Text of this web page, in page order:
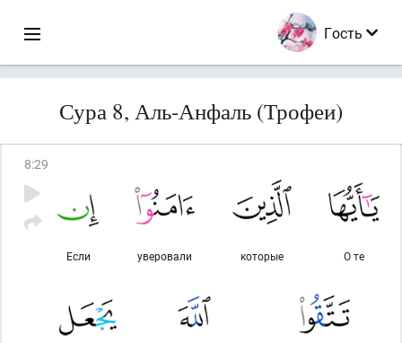
Гость
Сура 8, Аль-Анфаль (Трофеи)
8:29
О те
которые
уверовали
Если